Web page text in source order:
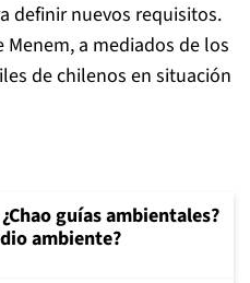
definir nuevos requisitos.
a mediados de los
de chilenos en situación
¿Chao guías ambientales?
ambiente?